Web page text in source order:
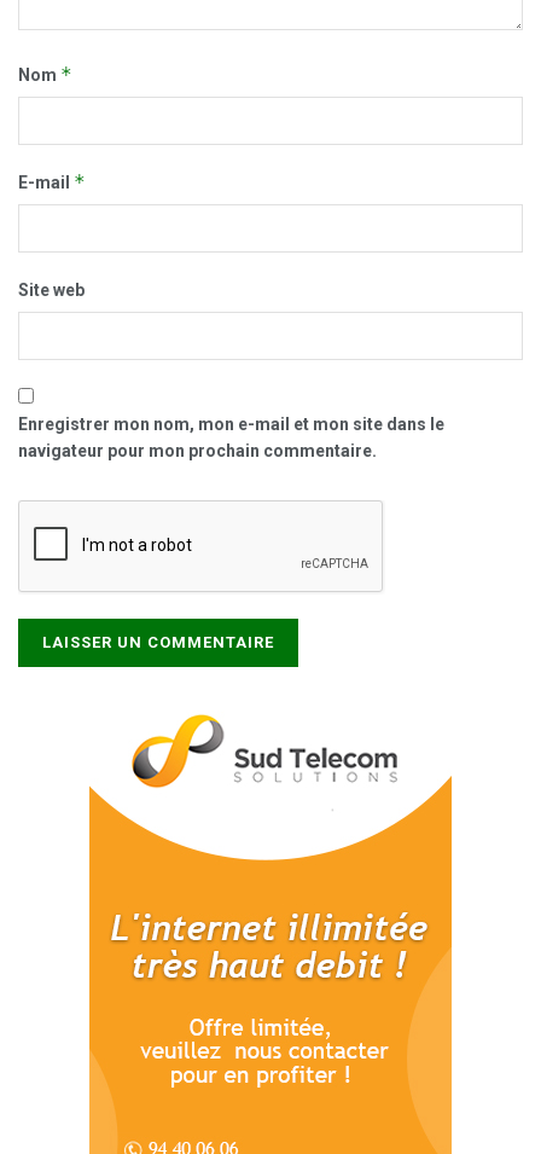
Nom *
E-mail *
Site web
Enregistrer mon nom, mon e-mail et mon site dans le
navigateur pour mon prochain commentaire.